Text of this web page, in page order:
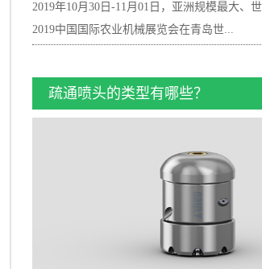
2019年10月30日-11月01日，亚洲规模最大
2019中国国际农业机械展览会在青岛世...
界博览城国际展览中心开幕。宝力源工业设备
产品盛装亮相，产品涵盖工业清洗、管道疏
送系统、机械和液压传动领域的优质产品，受
注。本届展会中我们的展台是S537，我们真
们的主要产品为，高压泵清洗机、高压管和喷
等多个设备中，其提供减速机或液压马达输入
疏通喷头的类型有哪些？